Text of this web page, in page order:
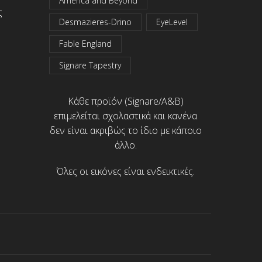
Desmazieres-Drino
EyeLevel
Fable England
Signare Tapestry
Κάθε προϊόν (Signare/A&B)
επιμελείται σχολαστικά και κανένα
δεν είναι ακριβώς το ίδιο με κάποιο
άλλο.
Όλες οι εικόνες είναι ενδεικτικές.